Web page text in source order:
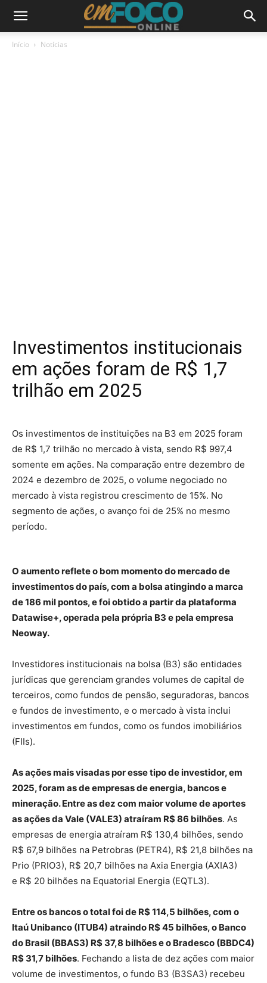
Início Notícias
Investimentos institucionais
em ações foram de R$ 1,7
trilhão em 2025
Os investimentos de instituições na B3 em 2025 foram
de R$ 1,7 trilhão no mercado à vista, sendo R$ 997,4
somente em ações. Na comparação entre dezembro de
2024 e dezembro de 2025, o volume negociado no
mercado à vista registrou crescimento de 15%. No
segmento de ações, o avanço foi de 25% no mesmo
período.
O aumento reflete o bom momento do mercado de
investimentos do país, com a bolsa atingindo a marca
de 186 mil pontos, e foi obtido a partir da plataforma
Datawise+, operada pela própria B3 e pela empresa
Neoway.
Investidores institucionais na bolsa (B3) são entidades
jurídicas que gerenciam grandes volumes de capital de
terceiros, como fundos de pensão, seguradoras, bancos
e fundos de investimento, e o mercado à vista inclui
investimentos em fundos, como os fundos imobiliários
(FIIs).
As ações mais visadas por esse tipo de investidor, em
2025, foram as de empresas de energia, bancos e
mineração. Entre as dez com maior volume de aportes
as ações da Vale (VALE3) atraíram R$ 86 bilhões. As
empresas de energia atraíram R$ 130,4 bilhões, sendo
R$ 67,9 bilhões na Petrobras (PETR4), R$ 21,8 bilhões na
Prio (PRIO3), R$ 20,7 bilhões na Axia Energia (AXIA3)
e R$ 20 bilhões na Equatorial Energia (EQTL3).
Entre os bancos o total foi de R$ 114,5 bilhões, com o
Itaú Unibanco (ITUB4) atraindo R$ 45 bilhões, o Banco
do Brasil (BBAS3) R$ 37,8 bilhões e o Bradesco (BBDC4)
R$ 31,7 bilhões. Fechando a lista de dez ações com maior
volume de investimentos, o fundo B3 (B3SA3) recebeu